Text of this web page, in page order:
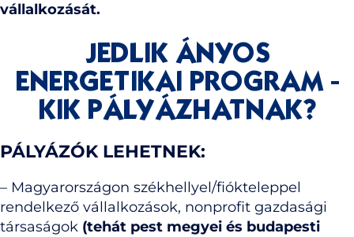
vállalkozását.
JEDLIK ÁNYOS
ENERGETIKAI PROGRAM -
KIK PÁLYÁZHATNAK?
PÁLYÁZÓK LEHETNEK:
– Magyarországon székhellyel/fiókteleppel
rendelkező vállalkozások, nonprofit gazdasági
társaságok (tehát pest megyei és budapesti